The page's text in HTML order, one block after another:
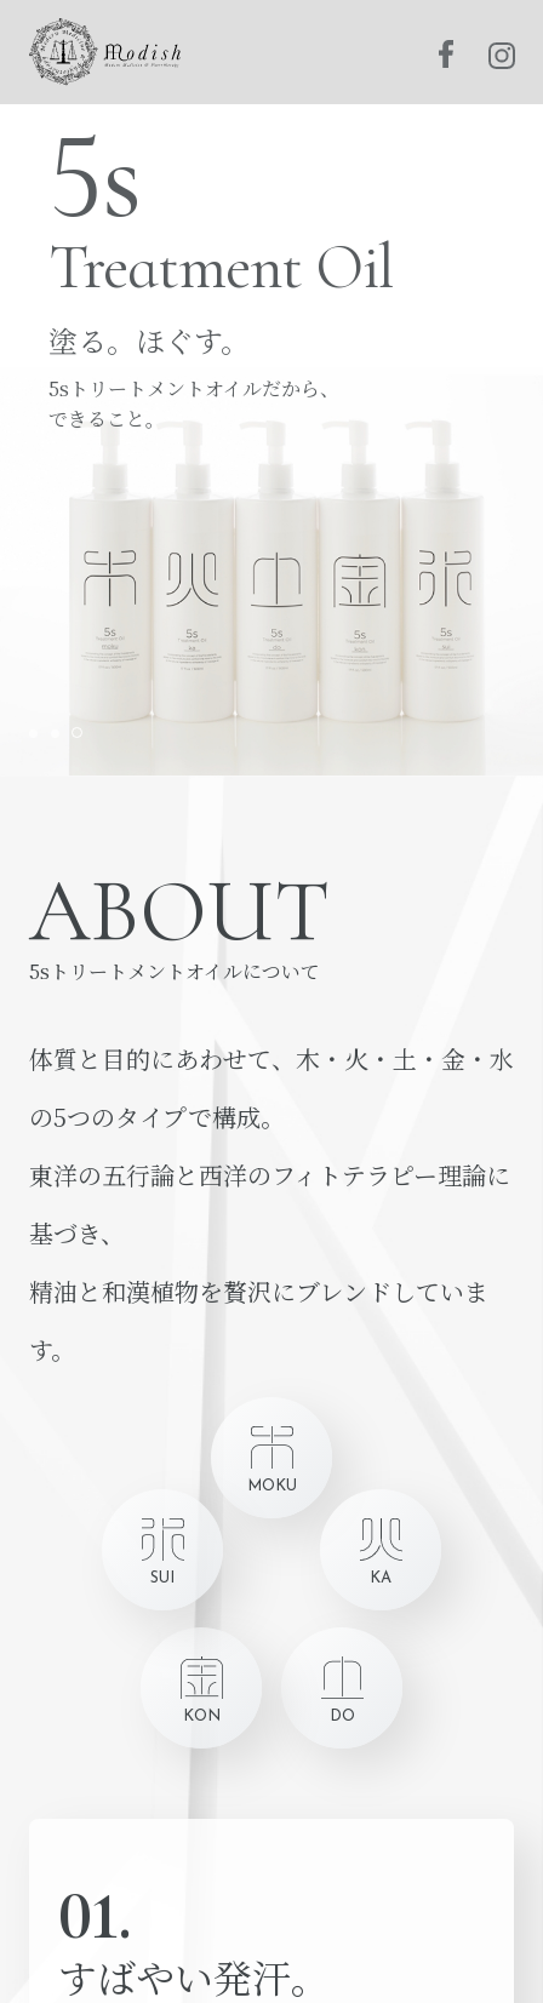
5s
Treatment Oil
塗る。ほぐす。
5sトリートメントオイルだから、
できること。
5s
Treatment Oil
塗る。ほぐす。
5sトリートメントオイルだから、
できること。
5s
Treatment Oil
塗る。ほぐす。
5sトリートメントオイルだから、
できること。
ABOUT
5sトリートメントオイルについて
体質と目的にあわせて、木・火・土・金・水
の5つのタイプで構成。
東洋の五行論と西洋のフィトテラピー理論に
基づき、
精油と和漢植物を贅沢にブレンドしていま
す。
MOKU
KA
DO
KON
SUI
01.
すばやい発汗。